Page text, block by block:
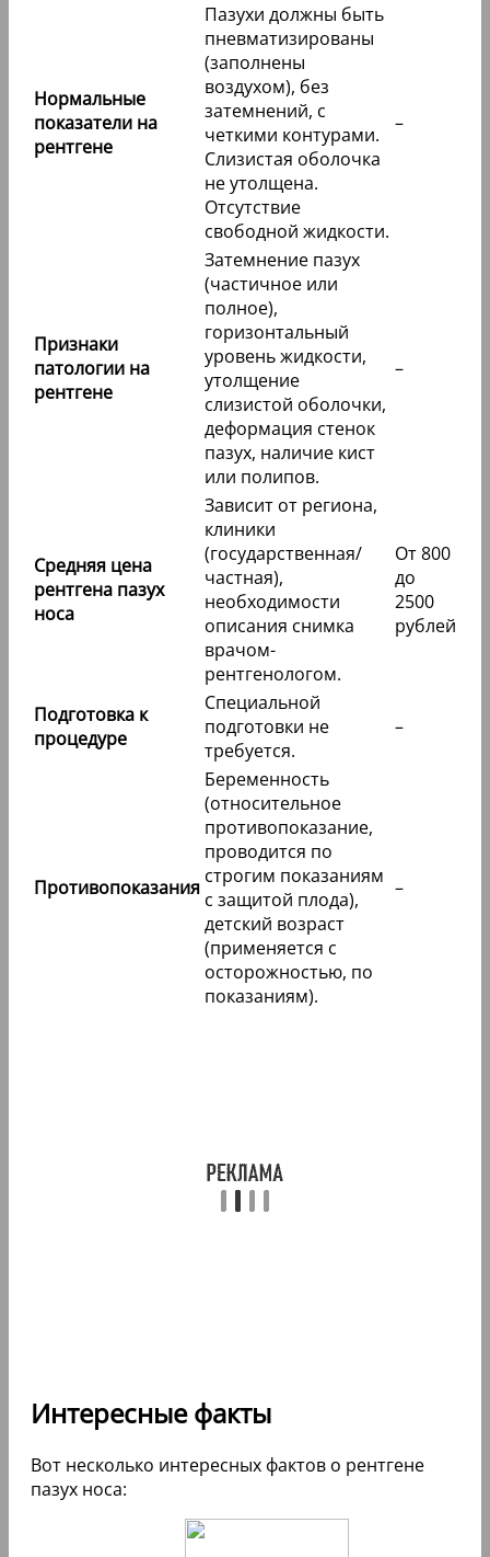
Нормальные
показатели на
рентгене
Пазухи должны быть
пневматизированы
(заполнены
воздухом), без
затемнений, с
четкими контурами.
Слизистая оболочка
не утолщена.
Отсутствие
свободной жидкости.
–
Признаки
патологии на
рентгене
Затемнение пазух
(частичное или
полное),
горизонтальный
уровень жидкости,
утолщение
слизистой оболочки,
деформация стенок
пазух, наличие кист
или полипов.
–
Средняя цена
рентгена пазух
носа
Зависит от региона,
клиники
(государственная/
частная),
необходимости
описания снимка
врачом-
рентгенологом.
От 800
до
2500
рублей
Подготовка к
процедуре
Специальной
подготовки не
требуется.
–
Противопоказания
Беременность
(относительное
противопоказание,
проводится по
строгим показаниям
с защитой плода),
детский возраст
(применяется с
осторожностью, по
показаниям).
–
Интересные факты
Вот несколько интересных фактов о рентгене
пазух носа: